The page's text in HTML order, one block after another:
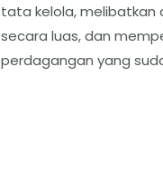
tata kelola, melibatkan
secara luas, dan
perdagangan yang